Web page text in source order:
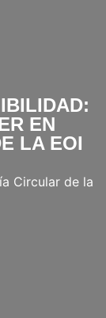
EN
LA EOI
Circular de la